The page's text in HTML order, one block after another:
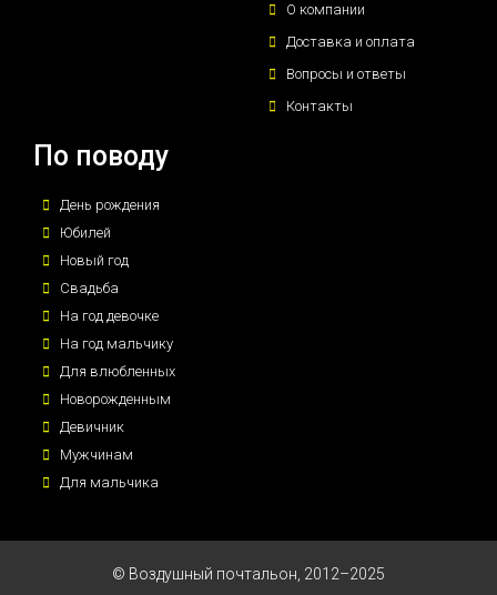
О компании
Доставка и оплата
Вопросы и ответы
Контакты
По поводу
День рождения
Юбилей
Новый год
Свадьба
На год девочке
На год мальчику
Для влюбленных
Новорожденным
Девичник
Мужчинам
Для мальчика
© Воздушный почтальон, 2012–2025